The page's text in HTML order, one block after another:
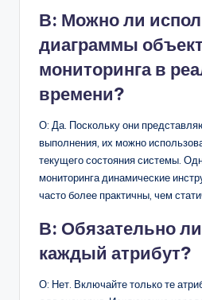
В: Можно ли
диаграммы
мониторинга в
времени?
О: Да. Поскольку они
выполнения, их можно
текущего состояния системы.
мониторинга динамические
часто более практичны, чем
В: Обязательно
каждый атрибут?
О: Нет. Включайте только те